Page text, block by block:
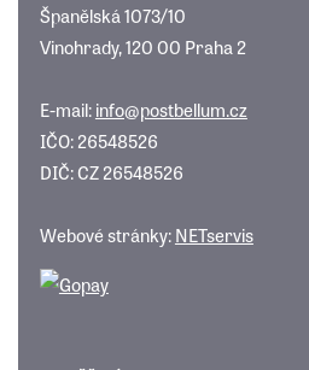
Španělská 1073/10
Vinohrady, 120 00 Praha 2
E-mail:info@postbellum.cz
IČO: 26548526
DIČ: CZ 26548526
Webové stránky:NETservis